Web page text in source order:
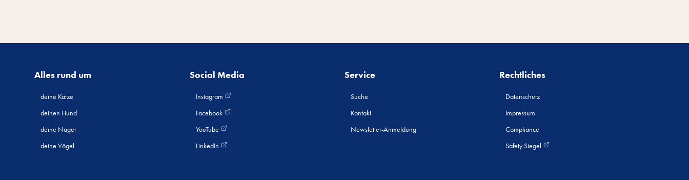
Alles rund um
deine Katze
deinen Hund
deine Nager
deine Vögel
Social Media
Instagram
Facebook
YouTube
LinkedIn
Service
Suche
Kontakt
Newsletter-Anmeldung
Rechtliches
Datenschutz
Impressum
Compliance
Safety Siegel